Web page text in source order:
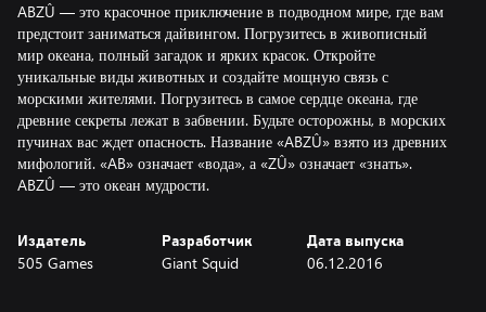
ABZÛ — это красочное приключение в подводном мире, где вам
предстоит заниматься дайвингом. Погрузитесь в живописный
мир океана, полный загадок и ярких красок. Откройте
уникальные виды животных и создайте мощную связь с
морскими жителями. Погрузитесь в самое сердце океана, где
древние секреты лежат в забвении. Будьте осторожны, в морских
пучинах вас ждет опасность. Название «ABZÛ» взято из древних
мифологий. «AB» означает «вода», а «ZÛ» означает «знать».
ABZÛ — это океан мудрости.
Издатель
505 Games
Разработчик
Giant Squid
Дата выпуска
06.12.2016